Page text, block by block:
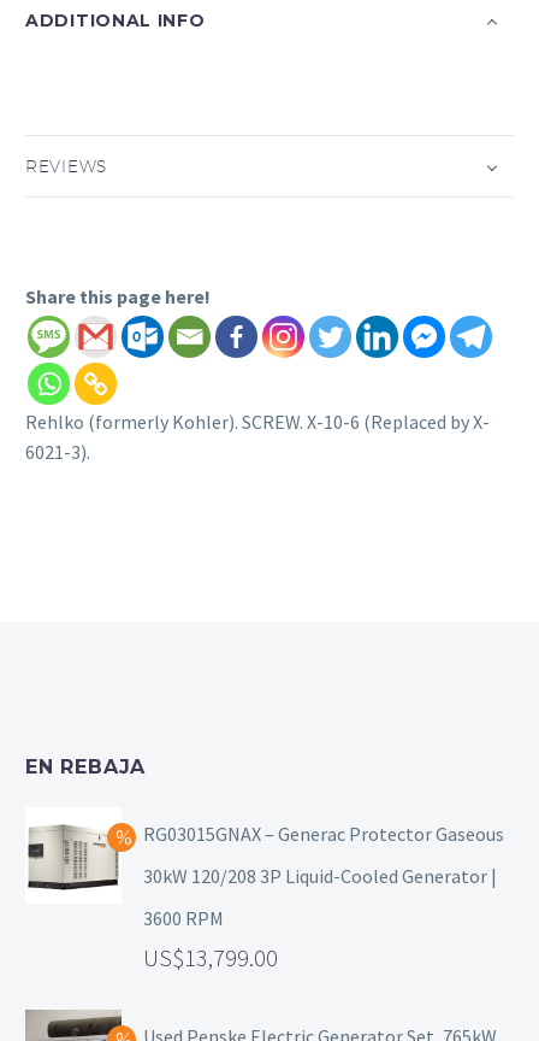
ADDITIONAL INFO
REVIEWS
Share this page here!
Rehlko (formerly Kohler). SCREW. X-10-6 (Replaced by X-
6021-3).
EN REBAJA
RG03015GNAX – Generac Protector Gaseous
30kW 120/208 3P Liquid-Cooled Generator |
3600 RPM
13,799.00